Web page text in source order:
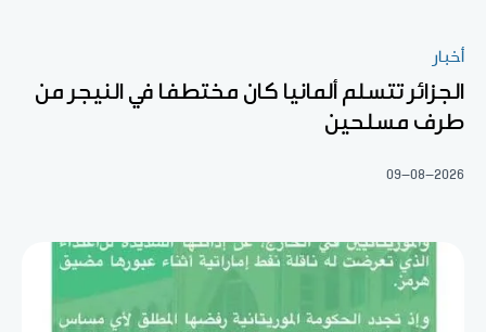
أخبار
الجزائر تتسلم ألمانيا كان مختطفا في النيجر من
طرف مسلحين
09-08-2026